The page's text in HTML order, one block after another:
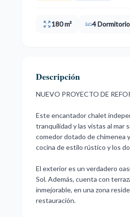
180 m² 4
Descripción
NUEVO PROYECTO DE
Este encantador chalet
tranquilidad y las vistas al mar
comedor dotado de chimenea
cocina de estilo rústico y los
El exterior es un verdadero
Sol. Además, cuenta con
inmejorable, en una zona
restauración.